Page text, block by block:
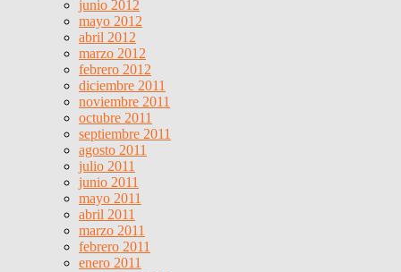
junio 2012
mayo 2012
abril 2012
marzo 2012
febrero 2012
diciembre 2011
noviembre 2011
octubre 2011
septiembre 2011
agosto 2011
julio 2011
junio 2011
mayo 2011
abril 2011
marzo 2011
febrero 2011
enero 2011